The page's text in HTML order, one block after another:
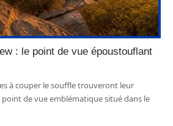
: le point de vue époustouflant
à couper le souffle trouveront leur
point de vue emblématique situé dans le